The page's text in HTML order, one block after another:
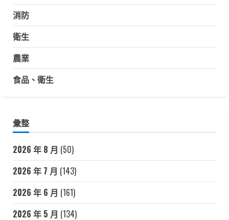
消防
衛生
農業
食品、衛生
彙整
2026 年 8 月 (50)
2026 年 7 月 (143)
2026 年 6 月 (161)
2026 年 5 月 (134)